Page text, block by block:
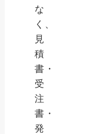
な
く、
見
積
書・
受
注
書・
発